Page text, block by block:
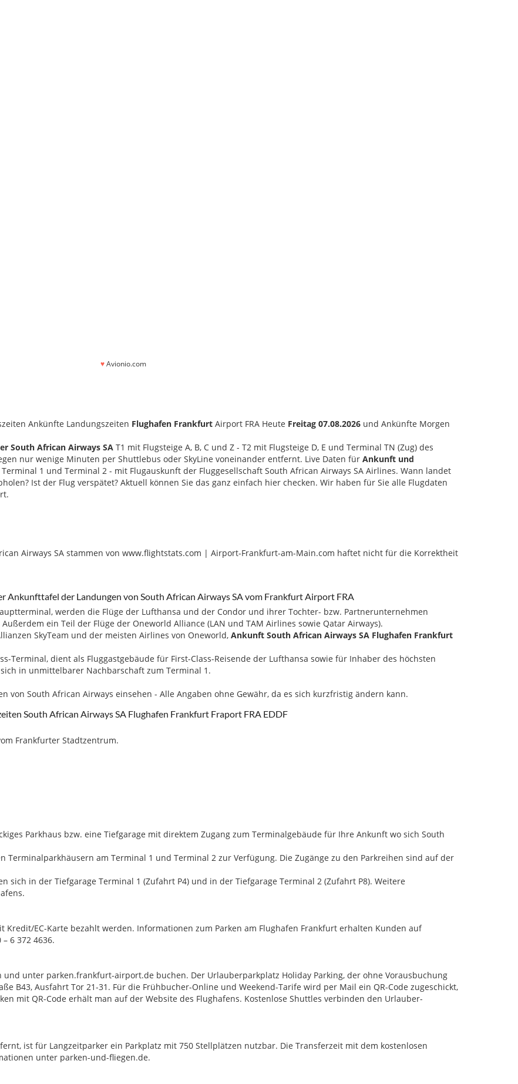
♥Avionio.com
Ankünfte Landungszeiten Flughafen Frankfurt Airport FRA Heute Freitag 07.08.2026 und Ankünfte Morgen
South African Airways SA T1 mit Flugsteige A, B, C und Z - T2 mit Flugsteige D, E und Terminal TN (Zug) des
nur wenige Minuten per Shuttlebus oder SkyLine voneinander entfernt. Live Daten für Ankunft und
1 und Terminal 2 - mit Flugauskunft der Fluggesellschaft South African Airways SA Airlines. Wann landet
Ist der Flug verspätet? Aktuell können Sie das ganz einfach hier checken. Wir haben für Sie alle Flugdaten
Airways SA stammen von www.flightstats.com | Airport-Frankfurt-am-Main.com haftet nicht für die Korrektheit
Ankunfttafel der Landungen von South African Airways SA vom Frankfurt Airport FRA
werden die Flüge der Lufthansa und der Condor und ihrer Tochter- bzw. Partnerunternehmen
ein Teil der Flüge der Oneworld Alliance (LAN und TAM Airlines sowie Qatar Airways).
SkyTeam und der meisten Airlines von Oneworld, Ankunft South African Airways SA Flughafen Frankfurt
Terminal, dient als Fluggastgebäude für First-Class-Reisende der Lufthansa sowie für Inhaber des höchsten
in unmittelbarer Nachbarschaft zum Terminal 1.
von South African Airways einsehen - Alle Angaben ohne Gewähr, da es sich kurzfristig ändern kann.
South African Airways SA Flughafen Frankfurt Fraport FRA EDDF
Frankfurter Stadtzentrum.
Parkhaus bzw. eine Tiefgarage mit direktem Zugang zum Terminalgebäude für Ihre Ankunft wo sich South
Terminalparkhäusern am Terminal 1 und Terminal 2 zur Verfügung. Die Zugänge zu den Parkreihen sind auf der
sich in der Tiefgarage Terminal 1 (Zufahrt P4) und in der Tiefgarage Terminal 2 (Zufahrt P8). Weitere
EC-Karte bezahlt werden. Informationen zum Parken am Flughafen Frankfurt erhalten Kunden auf
6 372 4636.
unter parken.frankfurt-airport.de buchen. Der Urlauberparkplatz Holiday Parking, der ohne Vorausbuchung
B43, Ausfahrt Tor 21-31. Für die Frühbucher-Online und Weekend-Tarife wird per Mail ein QR-Code zugeschickt,
mit QR-Code erhält man auf der Website des Flughafens. Kostenlose Shuttles verbinden den Urlauber-
ist für Langzeitparker ein Parkplatz mit 750 Stellplätzen nutzbar. Die Transferzeit mit dem kostenlosen
unter parken-und-fliegen.de.